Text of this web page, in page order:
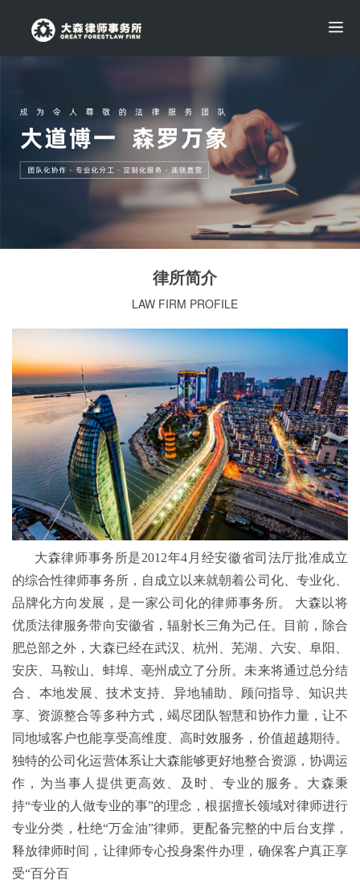
律所简介
LAW FIRM PROFILE
大森律师事务所是2012年4月经安徽省司法厅批准成立
的综合性律师事务所，自成立以来就朝着公司化、专业化、
品牌化方向发展，是一家公司化的律师事务所。 大森以将
优质法律服务带向安徽省，辐射长三角为己任。目前，除合
肥总部之外，大森已经在武汉、杭州、芜湖、六安、阜阳、
安庆、马鞍山、蚌埠、亳州成立了分所。未来将通过总分结
合、本地发展、技术支持、异地辅助、顾问指导、知识共
享、资源整合等多种方式，竭尽团队智慧和协作力量，让不
同地域客户也能享受高维度、高时效服务，价值超越期待。
独特的公司化运营体系让大森能够更好地整合资源，协调运
作，为当事人提供更高效、及时、专业的服务。大森秉
持“专业的人做专业的事”的理念，根据擅长领域对律师进行
专业分类，杜绝“万金油”律师。更配备完整的中后台支撑，
释放律师时间，让律师专心投身案件办理，确保客户真正享
受“百分百